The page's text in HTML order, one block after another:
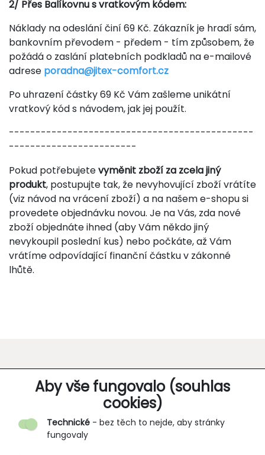
Aby vše fungovalo (souhlas
cookies)
Technické - bez těch to nejde, aby stránky
fungovaly
2/ Přes Balíkovnu s vratkovým kódem:
Náklady na odeslání činí 69 Kč. Zákazník je hradí sám,
bankovním převodem - předem - tím způsobem, že
požádá o zaslání platebních podkladů na e-mailové
adrese poradna@jitex-comfort.cz
Po uhrazení částky 69 Kč Vám zašleme unikátní
vratkový kód s návodem, jak jej použít.
----------------------------------------------
------------------------
Pokud potřebujetevyměnit zboží za zcela jiný
produkt, postupujte tak, že nevyhovující zboží vrátíte
(viz návod na vrácení zboží) a na našem e-shopu si
provedete objednávku novou. Je na Vás, zda nové
zboží objednáte ihned (aby Vám někdo jiný
nevykoupil poslední kus) nebo počkáte, až Vám
vrátíme odpovídající finanční částku v zákonné
lhůtě.
O SPOLEČNOSTI
O nás
Partnerské prodejny